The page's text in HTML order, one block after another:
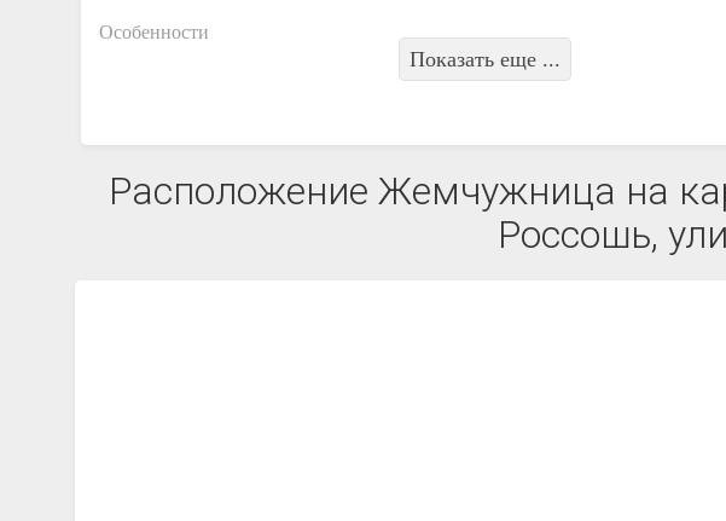
Особенности
Показать еще ...
Расположение Жемчужница на
Россошь,